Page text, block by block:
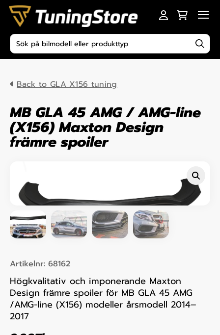
Skip to content
Produktsökning
Back to GLA X156 tuning
MB GLA 45 AMG / AMG-line
(X156) Maxton Design
främre spoiler
Artikelnr: 68162
Högkvalitativ och imponerande Maxton
Design främre spoiler för MB GLA 45 AMG
/AMG-line (X156) modeller årsmodell 2014–
2017